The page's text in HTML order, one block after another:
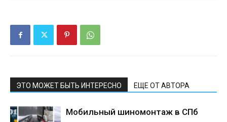
ЭТО МОЖЕТ БЫТЬ ИНТЕРЕСНО ЕЩЕ ОТ АВТОРА
Мобильный шиномонтаж в СПб